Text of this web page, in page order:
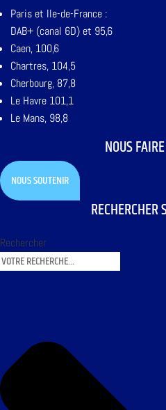
Paris et Ile-de-France :
DAB+ (canal 6D) et 95,6
Caen, 100,6
Chartres, 104,5
Cherbourg, 87,8
Le Havre 101,1
Le Mans, 98,8
NOUS
NOUS SOUTENIR
RECHERCHER
Rechercher